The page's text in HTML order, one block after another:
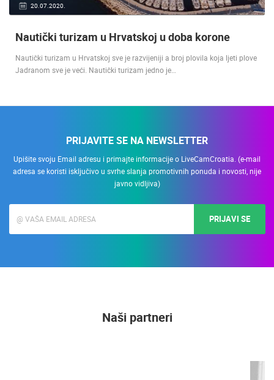
20.07.2020.
Nautički turizam u Hrvatskoj u doba korone
Nautički turizam u Hrvatskoj sve je razvijeniji a broj plovila koja ljeti plove
Jadranom sve je veći. Nautički turizam jedno je…
PRIJAVITE SE NA NEWSLETTER
Upišite svoju Email adresu i primajte informacije o LiveCamCroatia. (e-mail
adresa se koristi isključivo u svrhe slanja promotivnih ponuda i novosti, nije
javno vidljiva)
PRIJAVI SE
Naši partneri